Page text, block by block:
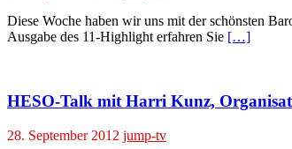
Diese Woche haben wir uns mit der schönsten
Ausgabe des 11-Highlight erfahren Sie […]
HESO-Talk mit Harri Kunz,
28. September 2012 jump-tv